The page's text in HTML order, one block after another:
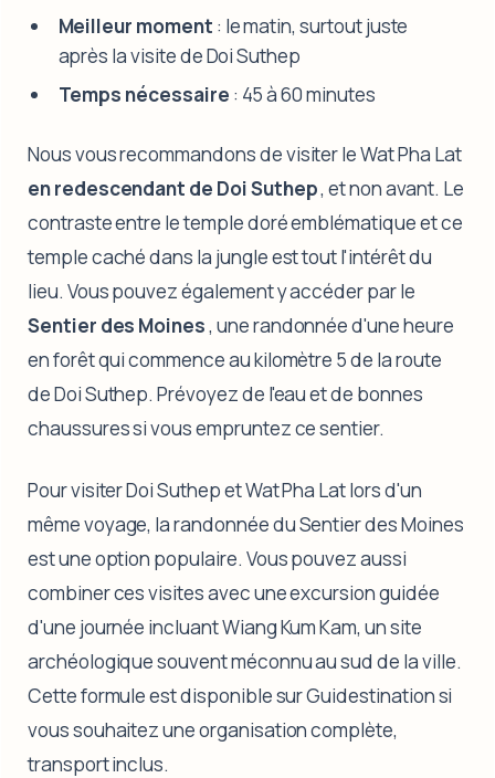
Meilleur moment : le matin, surtout juste
après la visite de Doi Suthep
Temps nécessaire : 45 à 60 minutes
Nous vous recommandons de visiter le Wat Pha Lat
en redescendant de Doi Suthep, et non avant. Le
contraste entre le temple doré emblématique et ce
temple caché dans la jungle est tout l'intérêt du
lieu. Vous pouvez également y accéder par le
Sentier des Moines, une randonnée d'une heure
en forêt qui commence au kilomètre 5 de la route
de Doi Suthep. Prévoyez de l'eau et de bonnes
chaussures si vous empruntez ce sentier.
Pour visiter Doi Suthep et Wat Pha Lat lors d'un
même voyage, la randonnée du Sentier des Moines
est une option populaire. Vous pouvez aussi
combiner ces visites avec une excursion guidée
d'une journée incluant Wiang Kum Kam, un site
archéologique souvent méconnu au sud de la ville.
Cette formule est disponible sur Guidestination si
vous souhaitez une organisation complète,
transport inclus.